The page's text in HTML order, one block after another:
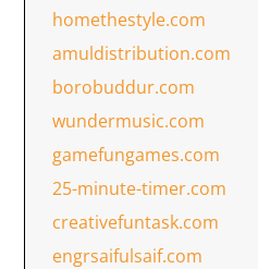
homethestyle.com
amuldistribution.com
borobuddur.com
wundermusic.com
gamefungames.com
25-minute-timer.com
creativefuntask.com
engrsaifulsaif.com